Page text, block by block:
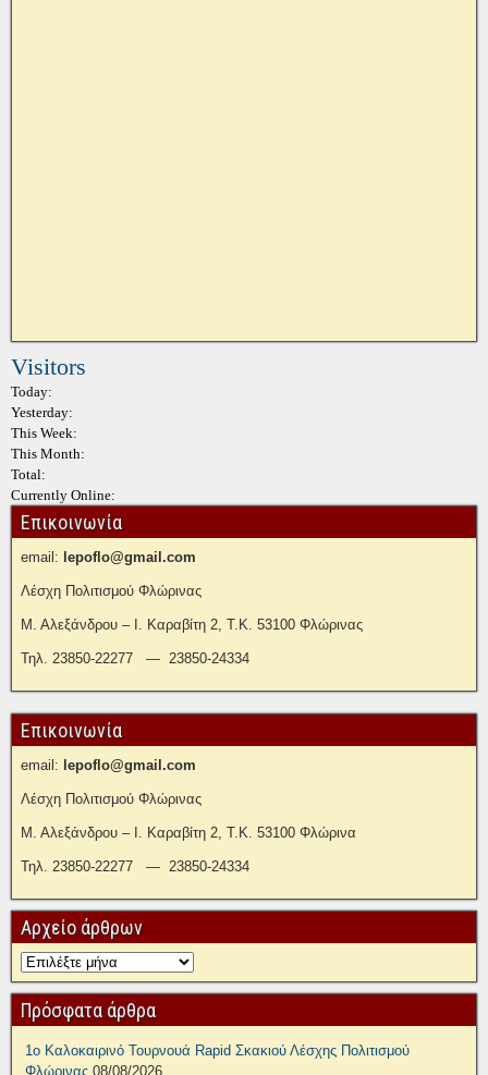
Visitors
Today:
Yesterday:
This Week:
This Month:
Total:
Currently Online:
Επικοινωνία
email: lepoflo@gmail.com
Λέσχη Πολιτισμού Φλώρινας
Μ. Αλεξάνδρου – Ι. Καραβίτη 2, Τ.Κ. 53100 Φλώρινας
Τηλ. 23850-22277 — 23850-24334
Επικοινωνία
email: lepoflo@gmail.com
Λέσχη Πολιτισμού Φλώρινας
Μ. Αλεξάνδρου – Ι. Καραβίτη 2, Τ.Κ. 53100 Φλώρινα
Τηλ. 23850-22277 — 23850-24334
Αρχείο άρθρων
Πρόσφατα άρθρα
1ο Καλοκαιρινό Τουρνουά Rapid Σκακιού Λέσχης Πολιτισμού
Φλώρινας 08/08/2026